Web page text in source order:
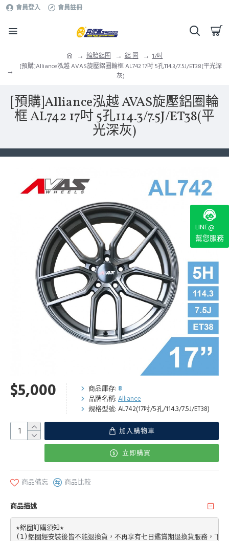
會員登入 會員註冊
輪胎鋁圈 鋁 圈
17吋
[預購]Alliance泓越 AVAS旋壓鋁圈輪框 AL742 17吋 5孔114.3/7.5J/ET38(平光深
灰)
[預購]Alliance泓越 AVAS旋壓鋁圈輪
框 AL742 17吋 5孔114.3/7.5J/ET38(平
光深灰)
$5,000 商品庫存: 8
品牌名稱: Alliance
規格型號: AL742(17吋/5孔/114.3/7.5J/ET38)
加入購物車
立即購買
商品備忘 商品比較
商品描述
★鋁圈訂購須知★
(1)鋁圈經安裝後皆不能退換貨，不再享有七日鑑賞期退換貨服務，
LINE@
幫您服務